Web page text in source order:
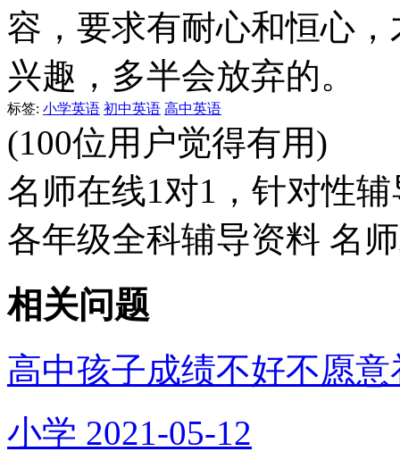
容，要求有耐心和恒心
兴趣，多半会放弃的。
标签: 小学英语 初中英语 高中英语
(100位用户觉得有用)
名师在线1对1，针对性
各年级全科辅导资料 名
相关问题
高中孩子成绩不好不愿
小学 2021-05-12